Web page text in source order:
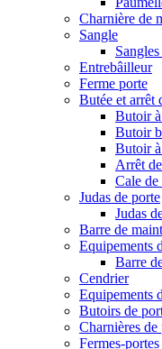
Charnière de
Sangle
Entrebâilleur
Ferme porte
Butée et arrêt
Butoir
Butoir
Butoir
Arrêt
Cale de
Judas de porte
Judas
Barre de
Equipements
Barre
Cendrier
Equipements
Butoirs de
Charnières de
Fermes-portes